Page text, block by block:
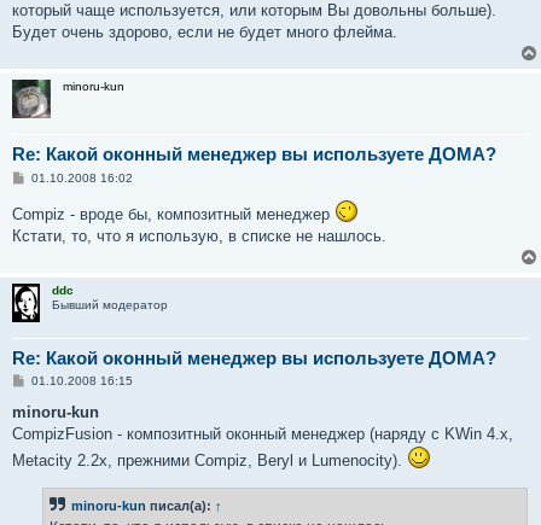
щ
е
н
е
который чаще используется, или которым Вы довольны больше).
Будет очень здорово, если не будет много флейма.
minoru-kun
Re: Какой оконный менеджер вы используете ДОМА?
С
б
щ
и
е
01.10.2008 16:02
Compiz - вроде бы, композитный менеджер
Кстати, то, что я использую, в списке не нашлось.
ddc
Бывший модератор
Re: Какой оконный менеджер вы используете ДОМА?
С
о
щ
н
01.10.2008 16:15
minoru-kun
CompizFusion - композитный оконный менеджер (наряду с KWin 4.x,
Metacity 2.2x, прежними Compiz, Beryl и Lumenocity).
minoru-kun писал(а): ↑